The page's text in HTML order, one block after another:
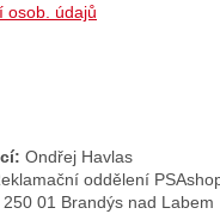
osob. údajů
Ondřej Havlas
oddělení
01 Brandýs nad Labem